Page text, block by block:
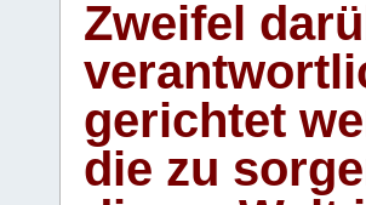
Zweifel
gerichtet
die zu